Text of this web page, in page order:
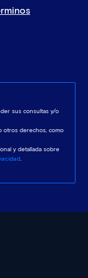
sus consultas y/o
otros derechos, como
y detallada sobre
.